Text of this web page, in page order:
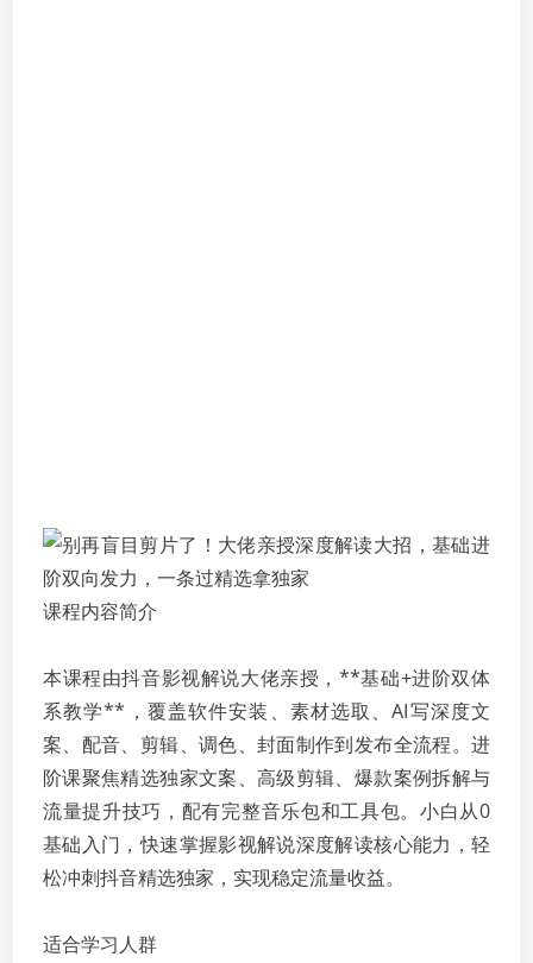
课程内容简介
本课程由抖音影视解说大佬亲授，**基础+进阶双体
系教学**，覆盖软件安装、素材选取、AI写深度文
案、配音、剪辑、调色、封面制作到发布全流程。进
阶课聚焦精选独家文案、高级剪辑、爆款案例拆解与
流量提升技巧，配有完整音乐包和工具包。小白从0
基础入门，快速掌握影视解说深度解读核心能力，轻
松冲刺抖音精选独家，实现稳定流量收益。
适合学习人群